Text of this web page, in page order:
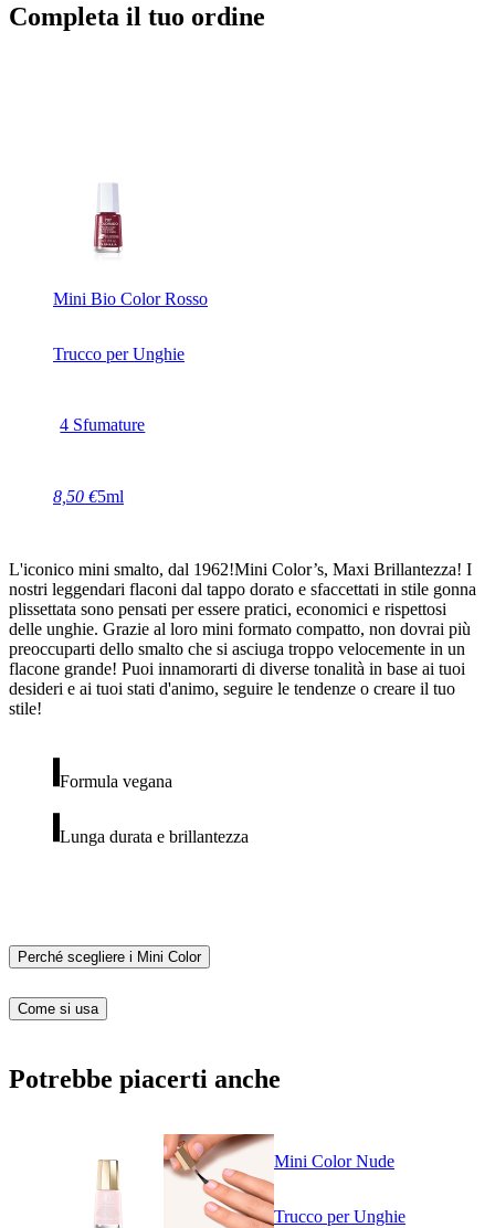
Completa il tuo ordine
Mini Bio Color Rosso
Trucco per Unghie
4 Sfumature
8,50 €5ml
L'iconico mini smalto, dal 1962!Mini Color’s, Maxi Brillantezza! I
nostri leggendari flaconi dal tappo dorato e sfaccettati in stile gonna
plissettata sono pensati per essere pratici, economici e rispettosi
delle unghie. Grazie al loro mini formato compatto, non dovrai più
preoccuparti dello smalto che si asciuga troppo velocemente in un
flacone grande! Puoi innamorarti di diverse tonalità in base ai tuoi
desideri e ai tuoi stati d'animo, seguire le tendenze o creare il tuo
stile!
Formula vegana
Lunga durata e brillantezza
Perché scegliere i Mini Color
Come si usa
Potrebbe piacerti anche
Mini Color Nude
Trucco per Unghie